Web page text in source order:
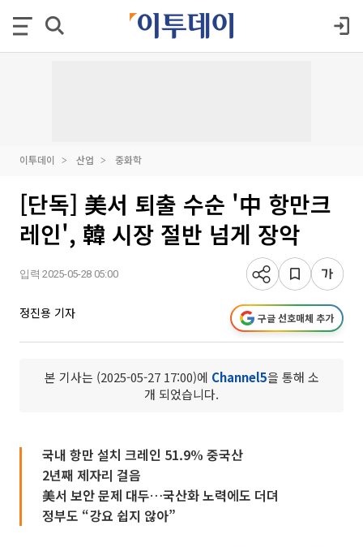
이투데이 산업 중화학
[단독] 美서 퇴출 수순 '中 항만크
레인', 韓 시장 절반 넘게 장악
입력 2025-05-28 05:00
정진용 기자 구글 선호매체 추가
본 기사는 (2025-05-27 17:00)에 Channel5을 통해 소
개 되었습니다.
국내 항만 설치 크레인 51.9% 중국산
2년째 제자리 걸음
美서 보안 문제 대두…국산화 노력에도 더뎌
정부도 “강요 쉽지 않아”